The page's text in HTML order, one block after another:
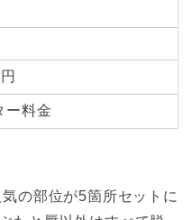
ー料金
の部位が5箇所セットに